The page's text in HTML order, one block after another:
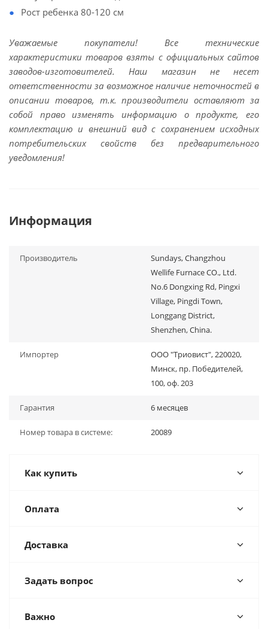
Рост ребенка 80-120 см
Уважаемые покупатели! Все технические
характеристики товаров взяты с официальных сайтов
заводов-изготовителей. Наш магазин не несет
ответственности за возможное наличие неточностей в
описании товаров, т.к. производители оставляют за
собой право изменять информацию о продукте, его
комплектацию и внешний вид с сохранением исходных
потребительских свойств без предварительного
уведомления!
Информация
Производитель
Sundays, Changzhou
Wellife Furnace CO., Ltd.
No.6 Dongxing Rd, Pingxi
Village, Pingdi Town,
Longgang District,
Shenzhen, China.
Импортер
ООО "Триовист", 220020,
Минск, пр. Победителей,
100, оф. 203
Гарантия 6 месяцев
Номер товара в системе: 20089
Как купить
Оплата
Доставка
Задать вопрос
Важно